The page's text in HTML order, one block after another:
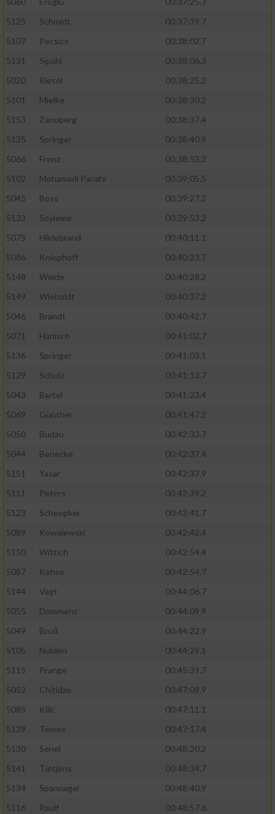
5125
Schmidt
00:37:39.7
5107
Pecsics
00:38:02.7
5131
Sipahi
00:38:06.3
5020
Riesel
00:38:25.2
5101
Mielke
00:38:30.2
5153
Zanoberg
00:38:37.4
5135
Springer
00:38:40.9
5066
Frenz
00:38:53.2
5102
Mohamadi Panahi
00:39:05.5
5045
Boss
00:39:27.2
5133
Soyleme
00:39:53.2
5075
Hildebrand
00:40:11.1
5086
Kniephoff
00:40:23.7
5148
Weide
00:40:28.2
5149
Wieboldt
00:40:37.2
5046
Brandt
00:40:42.7
5071
Hanisch
00:41:02.7
5136
Springer
00:41:03.1
5129
Schulz
00:41:13.7
5043
Bartel
00:41:23.4
5069
Günther
00:41:47.2
5050
Budau
00:42:33.7
5044
Benecke
00:42:37.4
5151
Yasar
00:42:37.9
5111
Peters
00:42:39.2
5123
Scheepker
00:42:41.7
5089
Kowalewski
00:42:42.4
5150
Wittich
00:42:54.4
5087
Kohse
00:42:54.7
5144
Vagt
00:44:06.7
5055
Dommenz
00:44:09.9
5049
Brüß
00:44:22.9
5105
Nolden
00:44:29.1
5115
Prange
00:45:39.7
5052
Chitidze
00:47:09.9
5085
Kilic
00:47:11.1
5139
Tewes
00:47:17.4
5130
Senel
00:48:20.2
5141
Tietjens
00:48:34.7
5134
Spannagel
00:48:40.9
5116
Raulf
00:48:57.6